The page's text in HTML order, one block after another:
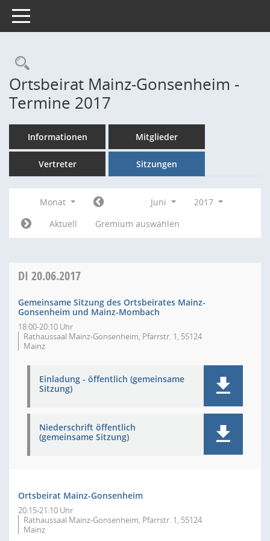
Toggle navigation
Rechercheauswahl
Ortsbeirat Mainz-Gonsenheim -
Termine 2017
Informationen Mitglieder
Vertreter Sitzungen
Monat Juni
2017
Aktuell
Gremium auswählen
DI 20.06.2017
Gemeinsame Sitzung des Ortsbeirates Mainz-
Gonsenheim und Mainz-Mombach
18:00-20:10 Uhr
Rathaussaal Mainz-Gonsenheim, Pfarrstr. 1, 55124
Mainz
Einladung - öffentlich (gemeinsame
Sitzung)
Niederschrift öffentlich
(gemeinsame Sitzung)
Ortsbeirat Mainz-Gonsenheim
20:15-21:10 Uhr
Rathaussaal Mainz-Gonsenheim, Pfarrstr. 1, 55124
Mainz